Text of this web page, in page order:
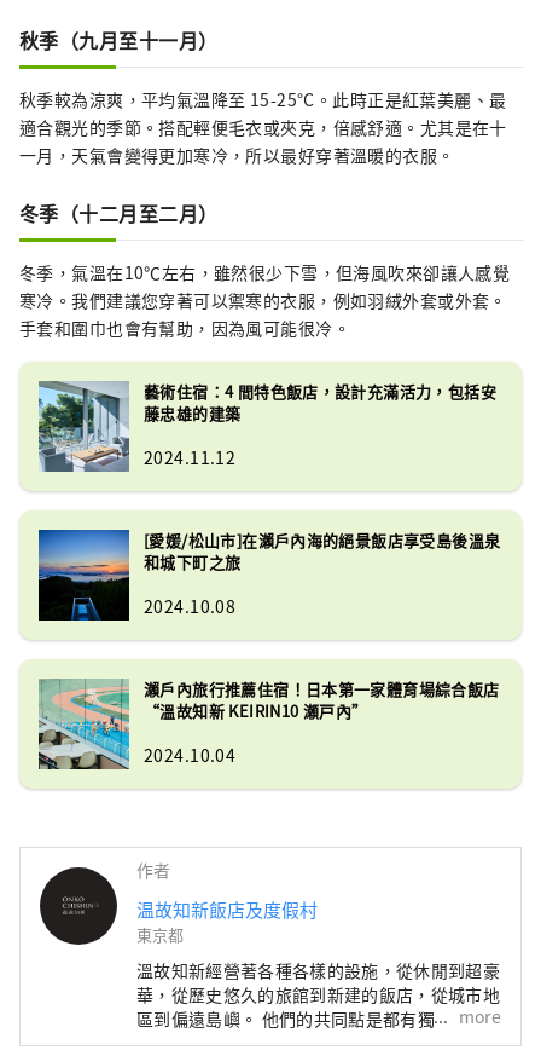
秋季（九月至十一月）
秋季較為涼爽，平均氣溫降至 15-25°C。此時正是紅葉美麗、最
適合觀光的季節。搭配輕便毛衣或夾克，倍感舒適。尤其是在十
一月，天氣會變得更加寒冷，所以最好穿著溫暖的衣服。
冬季（十二月至二月）
冬季，氣溫在10℃左右，雖然很少下雪，但海風吹來卻讓人感覺
寒冷。我們建議您穿著可以禦寒的衣服，例如羽絨外套或外套。
手套和圍巾也會有幫助，因為風可能很冷。
藝術住宿：4 間特色飯店，設計充滿活力，包括安
藤忠雄的建築
2024.11.12
[愛媛/松山市]在瀨戶內海的絕景飯店享受島後溫泉
和城下町之旅
2024.10.08
瀨戶內旅行推薦住宿！日本第一家體育場綜合飯店
“溫故知新 KEIRIN10 瀬戸內”
2024.10.04
作者
温故知新飯店及度假村
東京都
溫故知新經營著各種各樣的設施，從休閒到超豪
華，從歷史悠久的旅館到新建的飯店，從城市地
區到偏遠島嶼。 他們的共同點是都有獨特的個
性。 我們傾聽每個地方的記憶，創造客製化且
more